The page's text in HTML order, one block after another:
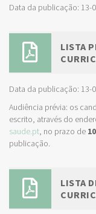
Data da publicação: 13-
LISTA
Data da publicação: 13-
Audiência prévia: os
escrito, através do
saude.pt, no prazo de 10
publicação.
LISTA